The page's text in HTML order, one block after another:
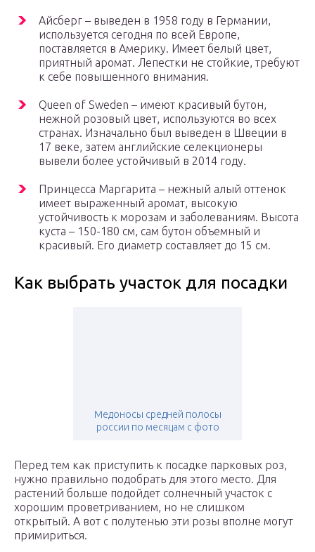
Айсберг – выведен в 1958 году в Германии,
используется сегодня по всей Европе,
поставляется в Америку. Имеет белый цвет,
приятный аромат. Лепестки не стойкие, требуют
к себе повышенного внимания.
Queen of Sweden – имеют красивый бутон,
нежной розовый цвет, используются во всех
странах. Изначально был выведен в Швеции в
17 веке, затем английские селекционеры
вывели более устойчивый в 2014 году.
Принцесса Маргарита – нежный алый оттенок
имеет выраженный аромат, высокую
устойчивость к морозам и заболеваниям. Высота
куста – 150-180 см, сам бутон объемный и
красивый. Его диаметр составляет до 15 см.
Как выбрать участок для посадки
Медоносы средней полосы
россии по месяцам с фото
Перед тем как приступить к посадке парковых роз,
нужно правильно подобрать для этого место. Для
растений больше подойдет солнечный участок с
хорошим проветриванием, но не слишком
открытый. А вот с полутенью эти розы вполне могут
примириться.